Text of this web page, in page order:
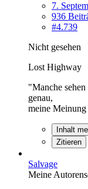
7.
936
#4.739
Nicht gesehen
Lost Highway
"Manche
genau,
meine
Inhalt
Zitieren
Salvage
Meine